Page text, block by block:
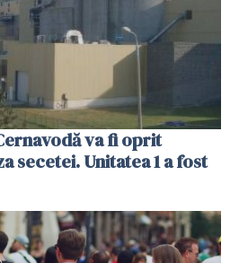
va fi oprit
secetei. Unitatea 1 a fost